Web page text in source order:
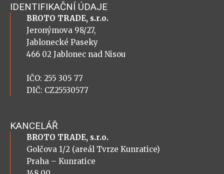
IDENTIFIKAČNÍ ÚDAJE
BROTO TRADE, s.r.o.
Jeronýmova 98/27,
Jablonecké Paseky
466 02 Jablonec nad Nisou
IČO: 255 305 77
DIČ: CZ25530577
KANCELÁŘ
BROTO TRADE, s.r.o.
Golčova 1/2 (areál Tvrze Kunratice)
Praha – Kunratice